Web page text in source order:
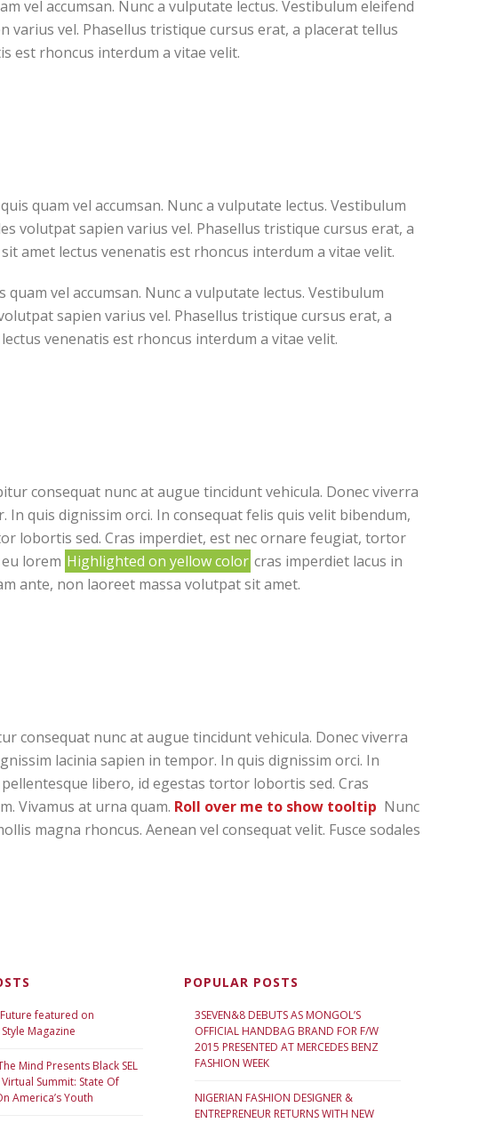
vel accumsan. Nunc a vulputate lectus. Vestibulum eleifend
vel. Phasellus tristique cursus erat, a placerat tellus
est rhoncus interdum a vitae velit.
quam vel accumsan. Nunc a vulputate lectus. Vestibulum
volutpat sapien varius vel. Phasellus tristique cursus erat, a
amet lectus venenatis est rhoncus interdum a vitae velit.
vel accumsan. Nunc a vulputate lectus. Vestibulum
sapien varius vel. Phasellus tristique cursus erat, a
venenatis est rhoncus interdum a vitae velit.
consequat nunc at augue tincidunt vehicula. Donec viverra
quis dignissim orci. In consequat felis quis velit bibendum,
lobortis sed. Cras imperdiet, est nec ornare feugiat, tortor
lorem Highlighted on yellow color cras imperdiet lacus in
ante, non laoreet massa volutpat sit amet.
consequat nunc at augue tincidunt vehicula. Donec viverra
lacinia sapien in tempor. In quis dignissim orci. In
libero, id egestas tortor lobortis sed. Cras
Vivamus at urna quam. Roll over me to show tooltip Nunc
magna rhoncus. Aenean vel consequat velit. Fusce sodales
featured on
Magazine
Mind Presents Black SEL
Summit: State Of
America’s Youth
POPULAR POSTS
3SEVEN&8 DEBUTS AS MONGOL’S
OFFICIAL HANDBAG BRAND FOR F/W
2015 PRESENTED AT MERCEDES BENZ
FASHION WEEK
NIGERIAN FASHION DESIGNER &
ENTREPRENEUR RETURNS WITH NEW